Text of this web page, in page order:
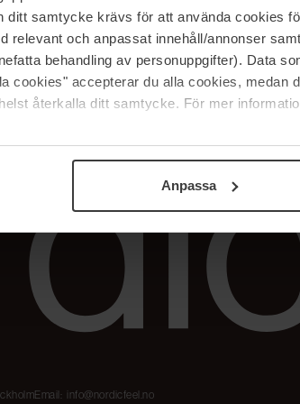
ditt samtycke krävs för att använda cookies
relevant och anpassat innehåll/annonser
behandling av personuppgifter). Data
cookies" accepterar du alla cookies, medan
återkalla ditt samtycke. För mer
Anpassa
The Beauty Edit
Jobb hos oss
Samarbeidspartner
Email: info@nordicfeel.no